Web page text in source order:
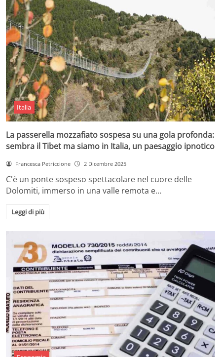
Italia
La passerella mozzafiato sospesa su una gola profonda:
sembra il Tibet ma siamo in Italia, un paesaggio ipnotico
Francesca Petriccione 2 Dicembre 2025
C'è un ponte sospeso spettacolare nel cuore delle
Dolomiti, immerso in una valle remota e…
Leggi di più